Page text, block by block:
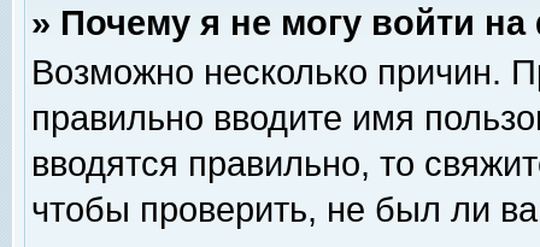
» Почему я не могу войти
Возможно несколько причин.
правильно вводите имя
вводятся правильно, то
чтобы проверить, не был ли